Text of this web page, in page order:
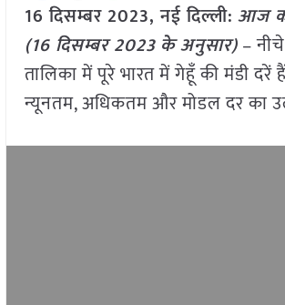
16 दिसम्बर 2023, नई दिल्ली: आज
(16 दिसम्बर2023 के अनुसार)–
तालिका में पूरे भारत में गेहूँ की मंडी दरें
न्यूनतम, अधिकतम और मोडल दर का